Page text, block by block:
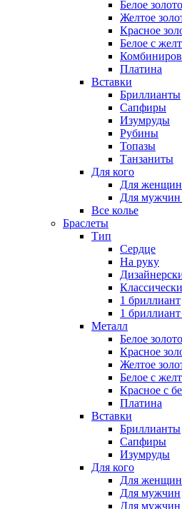
Белое золото
Желтое
Красное
Белое с
Платина
Вставки
Бриллианты
Сапфиры
Изумруды
Рубины
Топазы
Танзаниты
Для кого
Для женщин
Для
Все колье
Браслеты
Тип
Сердце
На руку
1 бриллиант
1
Металл
Белое золото
Красное
Желтое
Белое с
Красное с
Платина
Вставки
Бриллианты
Сапфиры
Изумруды
Для кого
Для женщин
Для мужчин
Для